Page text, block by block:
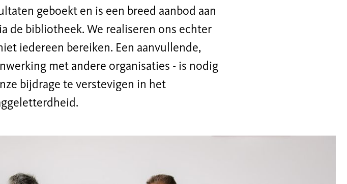
geboekt en is een breed aanbod aan
de bibliotheek. We realiseren ons echter
iedereen bereiken. Een aanvullende,
met andere organisaties - is nodig
bijdrage te verstevigen in het